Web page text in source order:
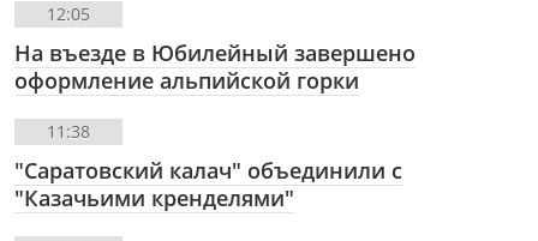
12:05
На въезде в Юбилейный завершено
оформление альпийской горки
11:38
"Саратовский калач" объединили с
"Казачьими кренделями"